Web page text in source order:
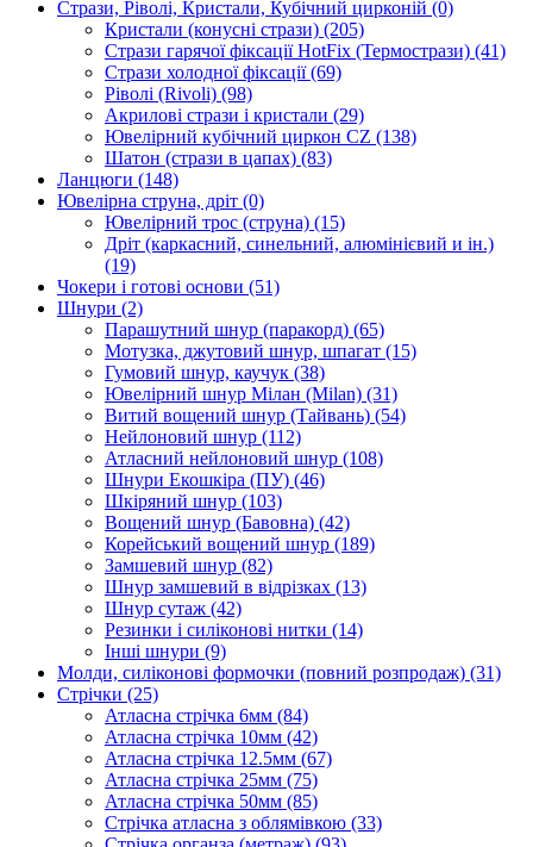
Стрази, Ріволі, Кристали, Кубічний цирконій (0)
Кристали (конусні стрази) (205)
Стрази гарячої фіксації HotFix (Термострази) (41)
Стрази холодної фіксації(69)
Ріволі (Rivoli) (98)
Акрилові стрази і кристали (29)
Ювелірний кубічний циркон CZ (138)
Шатон (стрази в цапах) (83)
Ланцюги (148)
Ювелірна струна, дріт (0)
Ювелірний трос (струна) (15)
Дріт (каркасний, синельний, алюмінієвий и ін.)
(19)
Чокери і готові основи (51)
Шнури (2)
Парашутний шнур (паракорд) (65)
Мотузка, джутовий шнур, шпагат (15)
Гумовий шнур, каучук (38)
Ювелірний шнур Мілан (Milan) (31)
Витий вощений шнур (Тайвань) (54)
Нейлоновий шнур (112)
Атласний нейлоновий шнур (108)
Шнури Екошкіра (ПУ) (46)
Шкіряний шнур (103)
Вощений шнур (Бавовна) (42)
Корейський вощений шнур (189)
Замшевий шнур (82)
Шнур замшевий в відрізках (13)
Шнур сутаж (42)
Резинки і силіконові нитки (14)
Інші шнури (9)
Молди, силіконові формочки (повний розпродаж) (31)
Стрічки (25)
Атласна стрічка 6мм (84)
Атласна стрічка 10мм (42)
Атласна стрічка 12.5мм (67)
Атласна стрічка 25мм (75)
Атласна стрічка 50мм (85)
Стрічка атласна з облямівкою (33)